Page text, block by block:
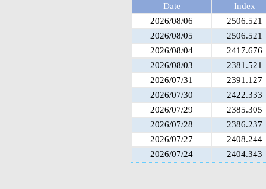
Date
Index
2026/08/06
2506.521
2026/08/05
2506.521
2026/08/04
2417.676
2026/08/03
2381.521
2026/07/31
2391.127
2026/07/30
2422.333
2026/07/29
2385.305
2026/07/28
2386.237
2026/07/27
2408.244
2026/07/24
2404.343